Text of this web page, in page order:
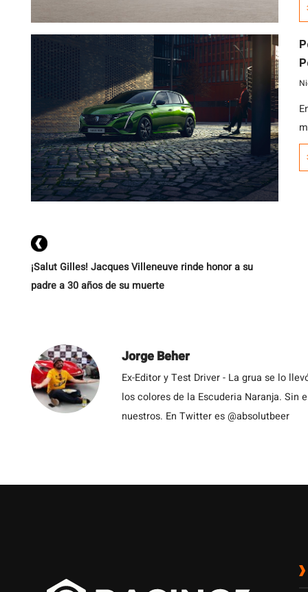
¡Salut Gilles! Jacques Villeneuve rinde honor a su
padre a 30 años de su muerte
Jorge Beher
Ex-Editor y Test Driver - La grua se lo
los colores de la Escuderia Naranja. Sin
nuestros. En Twitter es @absolutbeer